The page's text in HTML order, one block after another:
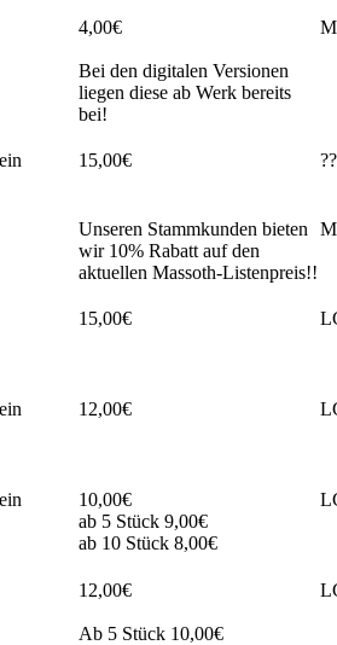
4,00€
Bei den digitalen Versionen
liegen diese ab Werk bereits
bei!
15,00€
Unseren Stammkunden bieten
wir 10% Rabatt auf den
aktuellen Massoth-Listenpreis!!
15,00€
12,00€
10,00€
ab 5 Stück 9,00€
ab 10 Stück 8,00€
12,00€
Ab 5 Stück 10,00€